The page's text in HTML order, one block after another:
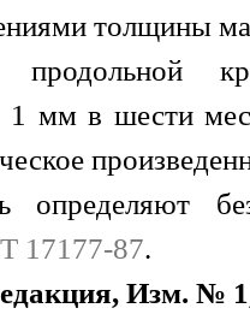
толщины
1 мм в шести
определяют
17177-87.
Изм. №